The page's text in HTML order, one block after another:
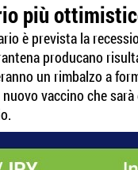
più
è prevista la
producano
un rimbalzo a
vaccino che